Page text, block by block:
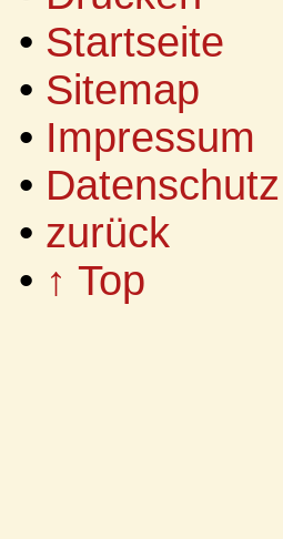
• Startseite
• Sitemap
• Impressum
• Datenschutz
• zurück
• ↑ Top